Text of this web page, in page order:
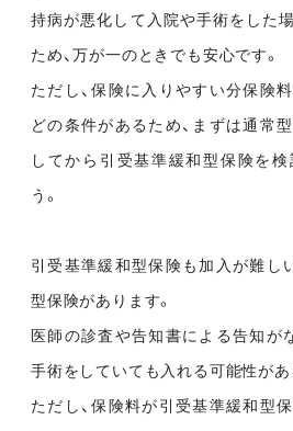
持病が悪化して入院や手術をした
ため、万が一のときでも安心です。
ただし、保険に入りやすい分保険
どの条件があるため、まずは通常
してから引受基準緩和型保険を
う。
引受基準緩和型保険も加入が難し
型保険があります。
医師の診査や告知書による告知が
手術をしていても入れる可能性があ
ただし、保険料が引受基準緩和型